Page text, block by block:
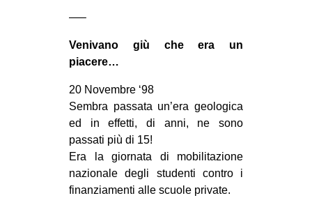
SEARCH
—–
Venivano giù che era un
piacere…
20 Novembre ‘98
Sembra passata un’era geologica
ed in effetti, di anni, ne sono
passati più di 15!
Era la giornata di mobilitazione
nazionale degli studenti contro i
finanziamenti alle scuole private.